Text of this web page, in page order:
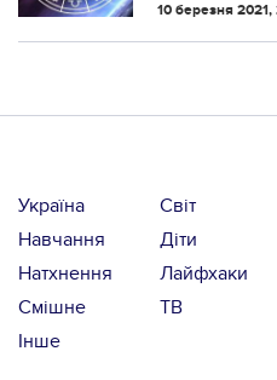
10 березня 2021,
Україна
Світ
Навчання
Діти
Натхнення
Лайфхаки
Смішне
ТВ
Інше